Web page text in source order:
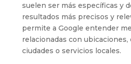
suelen ser más específicas y
resultados más precisos y
permite a Google entender
relacionadas con
ciudades o servicios locales.